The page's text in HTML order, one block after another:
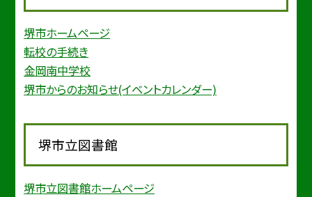
堺市ホームページ
転校の手続き
金岡南中学校
堺市からのお知らせ(イベントカレンダー)
堺市立図書館
堺市立図書館ホームページ